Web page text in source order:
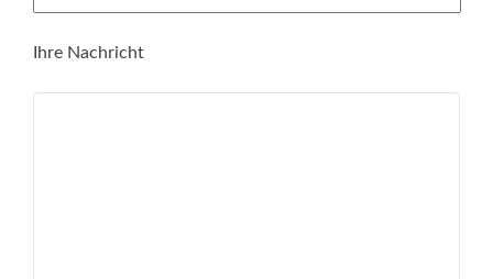
Ihre Nachricht